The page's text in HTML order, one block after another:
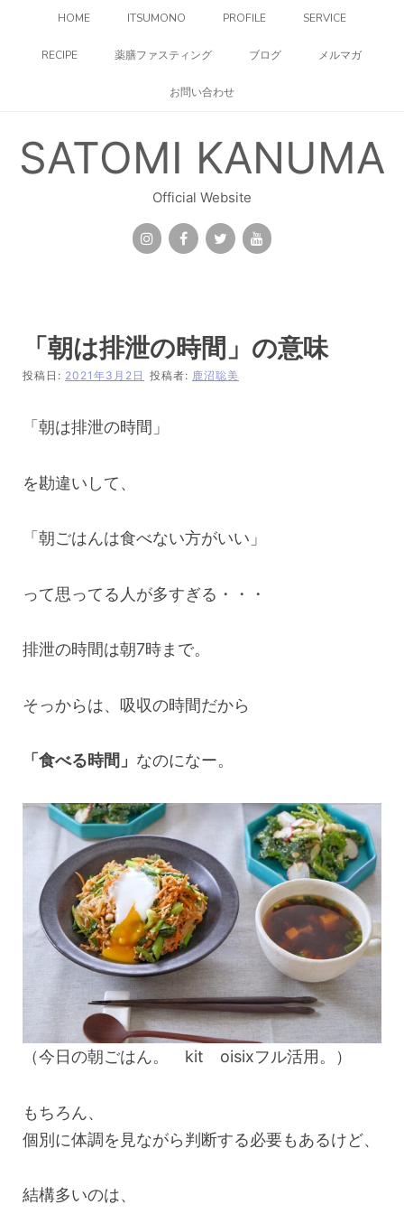
HOME ITSUMONO PROFILE SERVICE
RECIPE 薬膳ファスティング ブログ メルマガ
お問い合わせ
SATOMI KANUMA
Official Website
「朝は排泄の時間」の意味
投稿日: 2021年3月2日 投稿者: 鹿沼聡美
「朝は排泄の時間」
を勘違いして、
「朝ごはんは食べない方がいい」
って思ってる人が多すぎる・・・
排泄の時間は朝7時まで。
そっからは、吸収の時間だから
「食べる時間」 なのになー。
（今日の朝ごはん。 kit oisixフル活用。）
もちろん、
個別に体調を見ながら判断する必要もあるけど、
結構多いのは、